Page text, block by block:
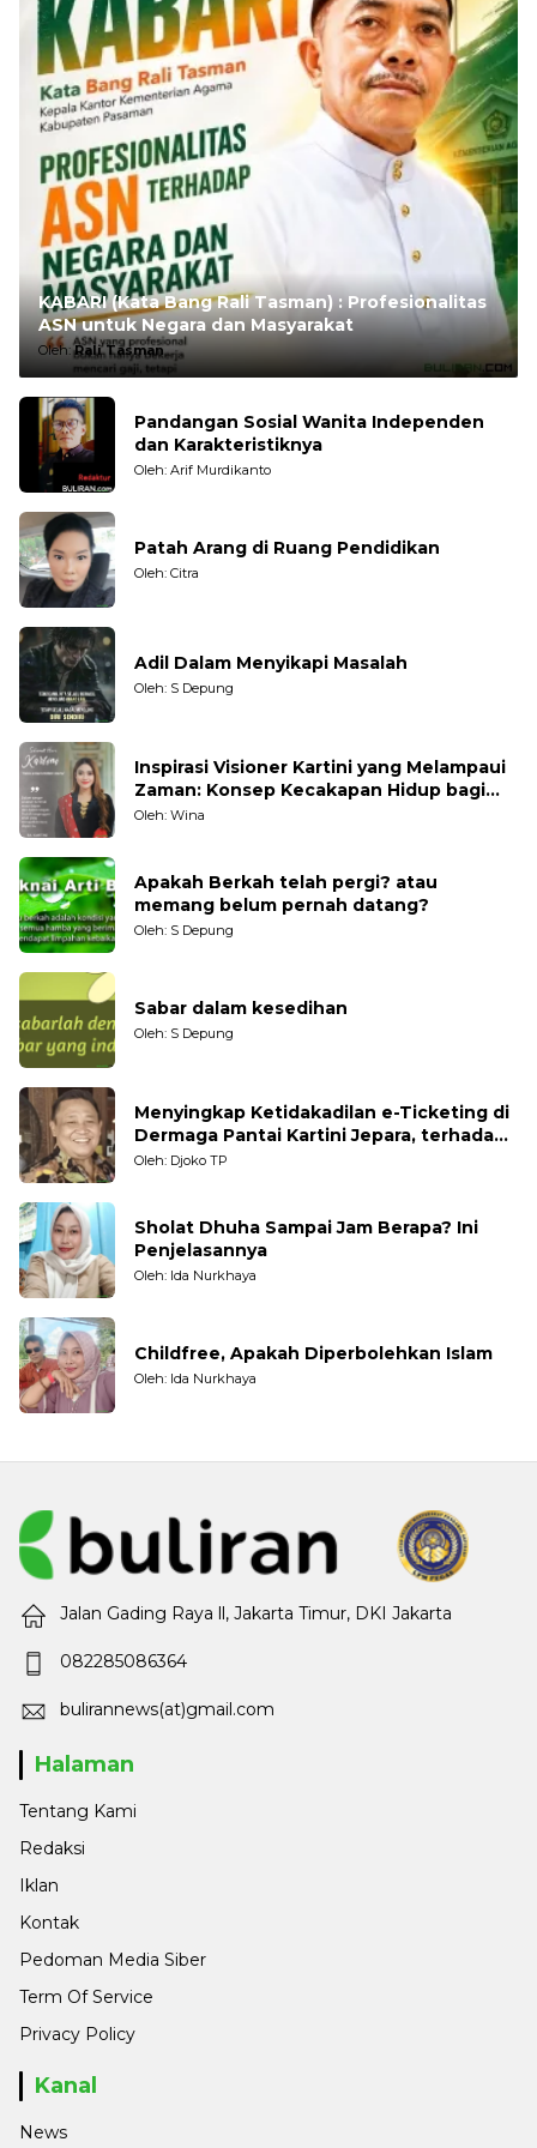
KABARI (Kata Bang Rali Tasman) : Profesionalitas
ASN untuk Negara dan Masyarakat
Oleh:Rali Tasman
Pandangan Sosial Wanita Independen
dan Karakteristiknya
Oleh: Arif Murdikanto
Patah Arang di Ruang Pendidikan
Oleh: Citra
Adil Dalam Menyikapi Masalah
Oleh: S Depung
Inspirasi Visioner Kartini yang Melampaui
Zaman: Konsep Kecakapan Hidup bagi
Generasi Muda
Oleh: Wina
Apakah Berkah telah pergi? atau
memang belum pernah datang?
Oleh: S Depung
Sabar dalam kesedihan
Oleh: S Depung
Menyingkap Ketidakadilan e-Ticketing di
Dermaga Pantai Kartini Jepara, terhadap
Nelayan Tradisional
Oleh: Djoko TP
Sholat Dhuha Sampai Jam Berapa? Ini
Penjelasannya
Oleh: Ida Nurkhaya
Childfree, Apakah Diperbolehkan Islam
Oleh: Ida Nurkhaya
Jalan Gading Raya ll, Jakarta Timur, DKI Jakarta
082285086364
bulirannews(at)gmail.com
Halaman
Tentang Kami
Redaksi
Iklan
Kontak
Pedoman Media Siber
Term Of Service
Privacy Policy
Kanal
News